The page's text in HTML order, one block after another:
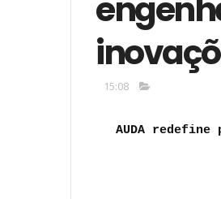
15:08
AUDA